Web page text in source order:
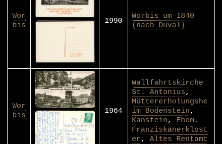
Wor
bis
1990
Worbis um 1840
(nach Duval)
Wor
bis
1964
Wallfahrtskirche
St. Antonius,
Müttererholungshe
im Bodenstein,
Kanstein, Ehem.
Franziskanerklost
er, Altes Rentamt